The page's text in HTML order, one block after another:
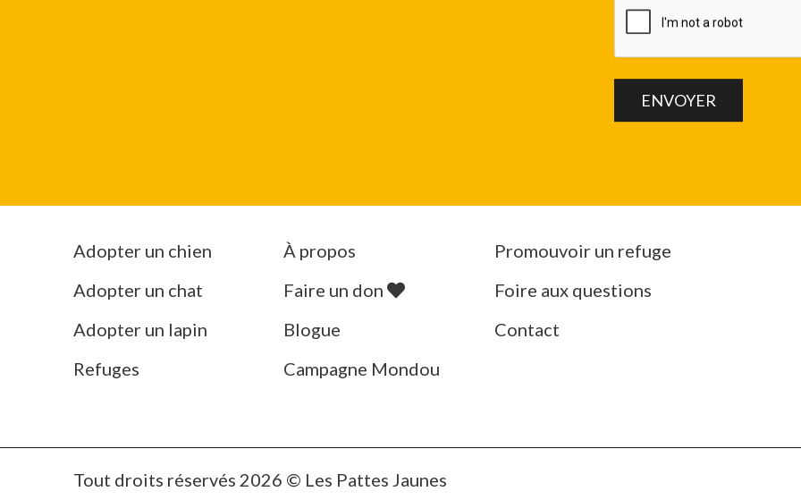
Adopter un chien
Adopter un chat
Adopter un lapin
Refuges
À propos
Faire un don
Blogue
Campagne Mondou
Promouvoir un refuge
Foire aux questions
Contact
Tout droits réservés 2026 © Les Pattes Jaunes